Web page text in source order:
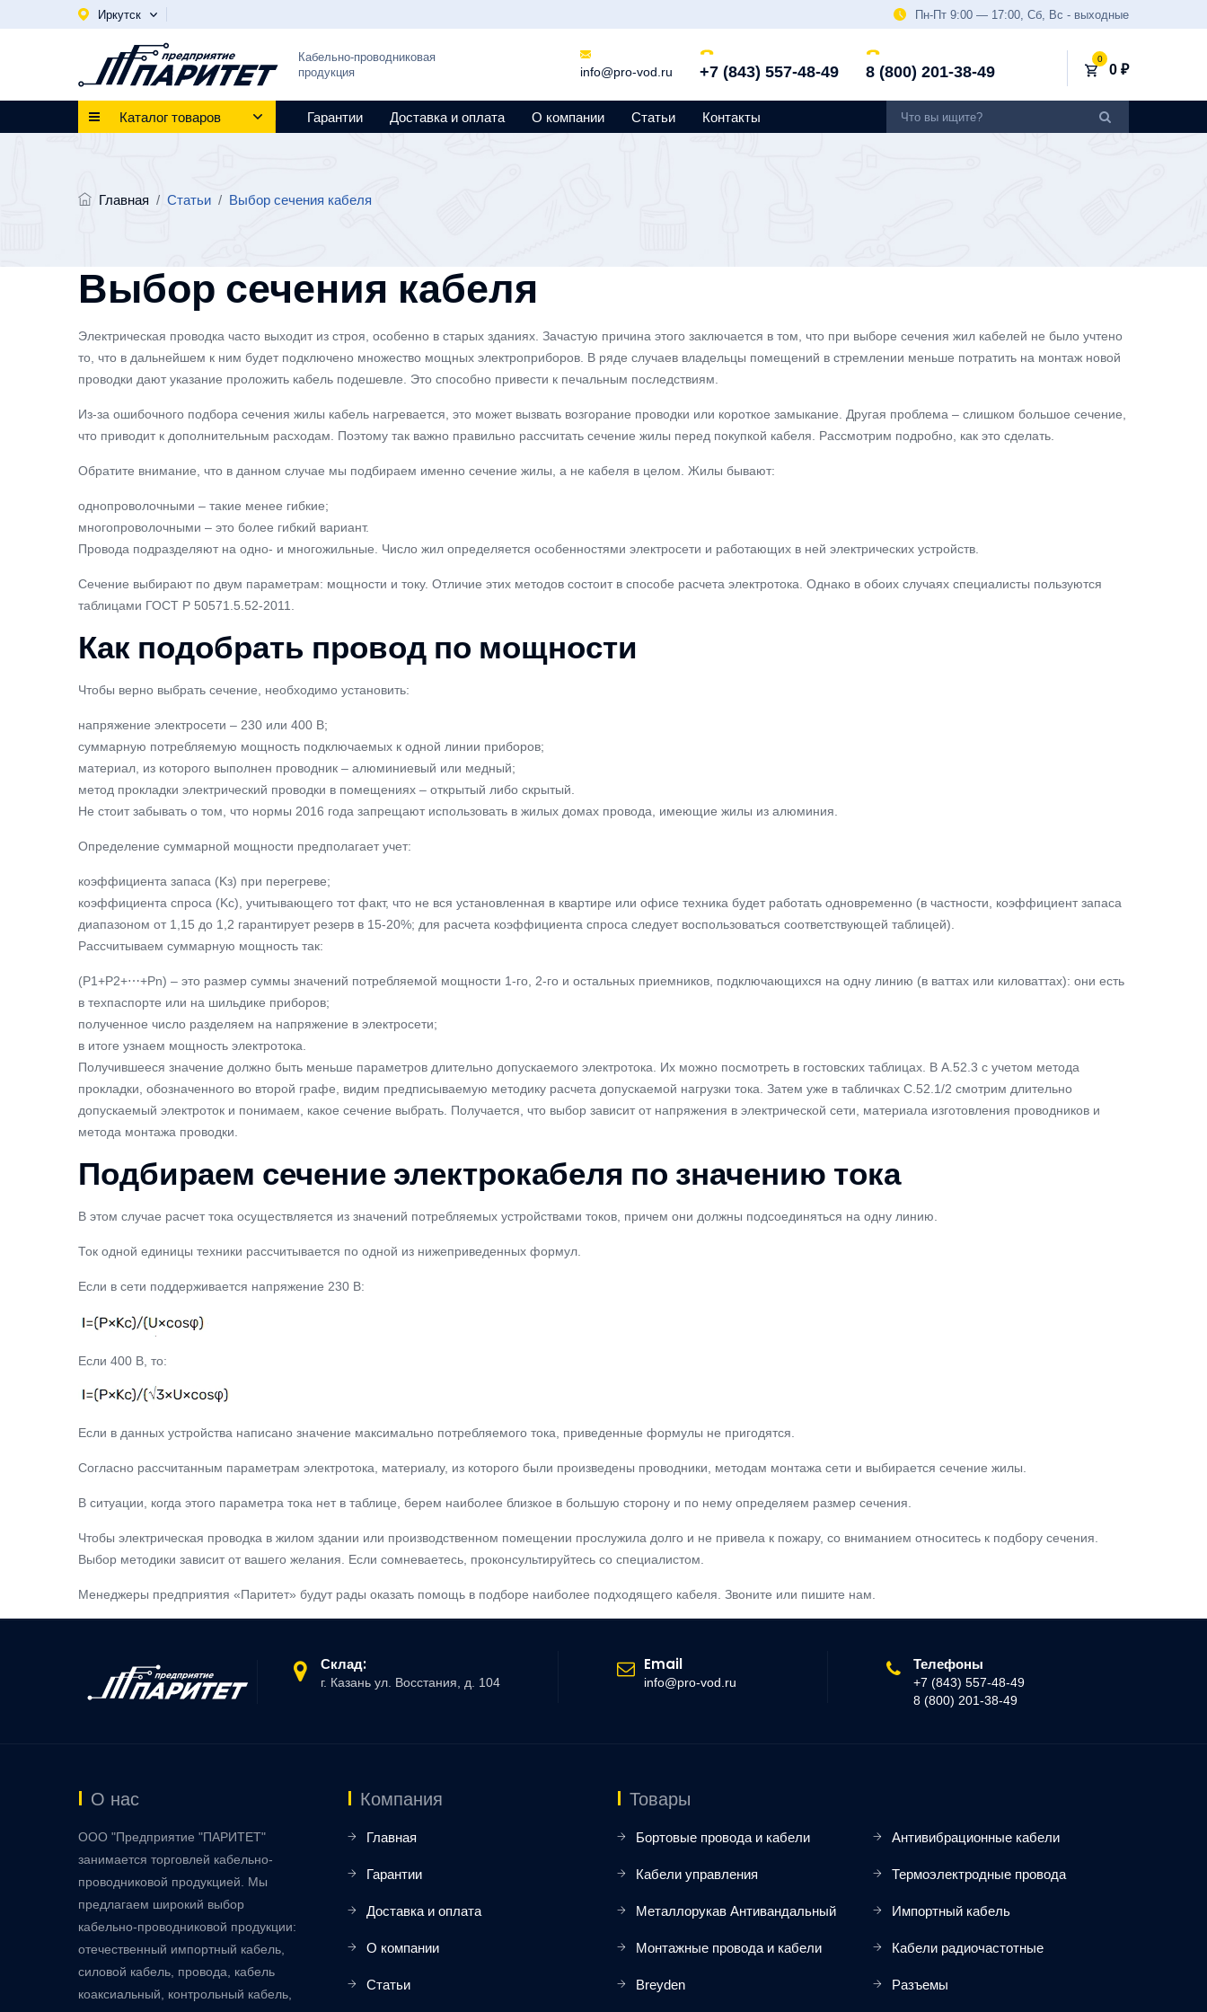
Иркутск Пн-Пт 9:00 — 17:00, Сб, Вс - выходные
Кабельно-проводниковая
продукция
info@pro-vod.ru +7 (843) 557-48-49 8 (800) 201-38-49
0
0 ₽
Каталог товаров Гарантии Доставка и оплата О компании Статьи Контакты
Главная / Статьи / Выбор сечения кабеля
Выбор сечения кабеля
Электрическая проводка часто выходит из строя, особенно в старых зданиях. Зачастую причина этого заключается в том, что при выборе сечения жил кабелей не было учтено
то, что в дальнейшем к ним будет подключено множество мощных электроприборов. В ряде случаев владельцы помещений в стремлении меньше потратить на монтаж новой
проводки дают указание проложить кабель подешевле. Это способно привести к печальным последствиям.
Из-за ошибочного подбора сечения жилы кабель нагревается, это может вызвать возгорание проводки или короткое замыкание. Другая проблема – слишком большое сечение,
что приводит к дополнительным расходам. Поэтому так важно правильно рассчитать сечение жилы перед покупкой кабеля. Рассмотрим подробно, как это сделать.
Обратите внимание, что в данном случае мы подбираем именно сечение жилы, а не кабеля в целом. Жилы бывают:
однопроволочными – такие менее гибкие;
многопроволочными – это более гибкий вариант.
Провода подразделяют на одно- и многожильные. Число жил определяется особенностями электросети и работающих в ней электрических устройств.
Сечение выбирают по двум параметрам: мощности и току. Отличие этих методов состоит в способе расчета электротока. Однако в обоих случаях специалисты пользуются
таблицами ГОСТ Р 50571.5.52-2011.
Как подобрать провод по мощности
Чтобы верно выбрать сечение, необходимо установить:
напряжение электросети – 230 или 400 В;
суммарную потребляемую мощность подключаемых к одной линии приборов;
материал, из которого выполнен проводник – алюминиевый или медный;
метод прокладки электрический проводки в помещениях – открытый либо скрытый.
Не стоит забывать о том, что нормы 2016 года запрещают использовать в жилых домах провода, имеющие жилы из алюминия.
Определение суммарной мощности предполагает учет:
коэффициента запаса (Kз) при перегреве;
коэффициента спроса (Kс), учитывающего тот факт, что не вся установленная в квартире или офисе техника будет работать одновременно (в частности, коэффициент запаса
диапазоном от 1,15 до 1,2 гарантирует резерв в 15-20%; для расчета коэффициента спроса следует воспользоваться соответствующей таблицей).
Рассчитываем суммарную мощность так:
(P1+P2+⋯+Pn) – это размер суммы значений потребляемой мощности 1-го, 2-го и остальных приемников, подключающихся на одну линию (в ваттах или киловаттах): они есть
в техпаспорте или на шильдике приборов;
полученное число разделяем на напряжение в электросети;
в итоге узнаем мощность электротока.
Получившееся значение должно быть меньше параметров длительно допускаемого электротока. Их можно посмотреть в гостовских таблицах. В А.52.3 с учетом метода
прокладки, обозначенного во второй графе, видим предписываемую методику расчета допускаемой нагрузки тока. Затем уже в табличках С.52.1/2 смотрим длительно
допускаемый электроток и понимаем, какое сечение выбрать. Получается, что выбор зависит от напряжения в электрической сети, материала изготовления проводников и
метода монтажа проводки.
Подбираем сечение электрокабеля по значению тока
В этом случае расчет тока осуществляется из значений потребляемых устройствами токов, причем они должны подсоединяться на одну линию.
Ток одной единицы техники рассчитывается по одной из нижеприведенных формул.
Если в сети поддерживается напряжение 230 В:
Если 400 В, то:
Если в данных устройства написано значение максимально потребляемого тока, приведенные формулы не пригодятся.
Согласно рассчитанным параметрам электротока, материалу, из которого были произведены проводники, методам монтажа сети и выбирается сечение жилы.
В ситуации, когда этого параметра тока нет в таблице, берем наиболее близкое в большую сторону и по нему определяем размер сечения.
Чтобы электрическая проводка в жилом здании или производственном помещении прослужила долго и не привела к пожару, со вниманием относитесь к подбору сечения.
Выбор методики зависит от вашего желания. Если сомневаетесь, проконсультируйтесь со специалистом.
Менеджеры предприятия «Паритет» будут рады оказать помощь в подборе наиболее подходящего кабеля. Звоните или пишите нам.
Склад:
г. Казань ул. Восстания, д. 104
Email
info@pro-vod.ru
Телефоны
+7 (843) 557-48-49
8 (800) 201-38-49
О нас
ООО "Предприятие "ПАРИТЕТ"
занимается торговлей кабельно-
проводниковой продукцией. Мы
предлагаем широкий выбор
кабельно-проводниковой продукции:
отечественный импортный кабель,
силовой кабель, провода, кабель
коаксиальный, контрольный кабель,
Компания
Главная
Гарантии
Доставка и оплата
О компании
Статьи
Товары
Бортовые провода и кабели Антивибрационные кабели
Кабели управления Термоэлектродные провода
Металлорукав Антивандальный Импортный кабель
Монтажные провода и кабели Кабели радиочастотные
Breyden Разъемы